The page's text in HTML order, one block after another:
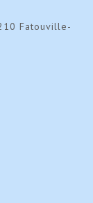
Fatouville-